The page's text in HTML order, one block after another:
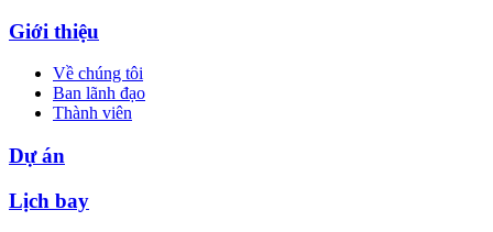
Giới thiệu
Về chúng tôi
Ban lãnh đạo
Thành viên
Dự án
Lịch bay